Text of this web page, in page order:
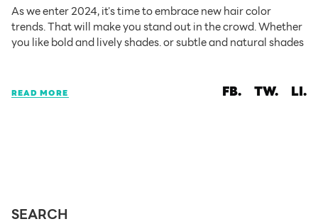
As we enter 2024, it's time to embrace new hair color
trends. That will make you stand out in the crowd. Whether
you like bold and lively shades. or subtle and natural shades
READ MORE FB. TW. LI.
SEARCH